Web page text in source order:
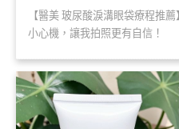
【醫美 玻尿酸淚溝眼袋療程推
小心機，讓我拍照更有自信！